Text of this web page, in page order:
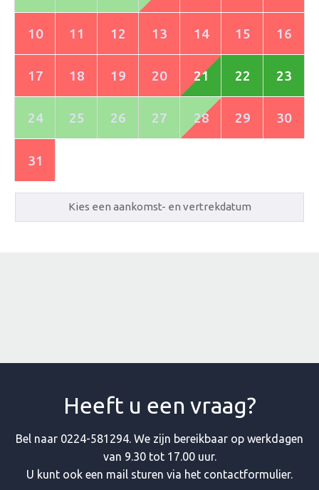
10 11 12 13 14 15 16
17 18 19 20 21 22 23
24 25 26 27 28 29 30
31
Heeft u een vraag?
Bel naar 0224-581294. We zijn bereikbaar op werkdagen
van 9.30 tot 17.00 uur.
U kunt ook een mail sturen via het contactformulier.